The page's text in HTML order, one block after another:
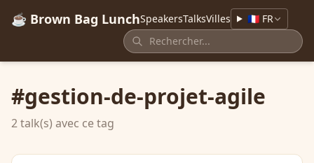
☕ Brown Bag LunchSpeakersTalksVilles 🇫🇷 FR
#gestion-de-projet-agile
2 talk(s) avec ce tag